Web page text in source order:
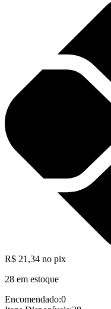
R$ 21,34 no pix
28 em estoque
Encomendado:0